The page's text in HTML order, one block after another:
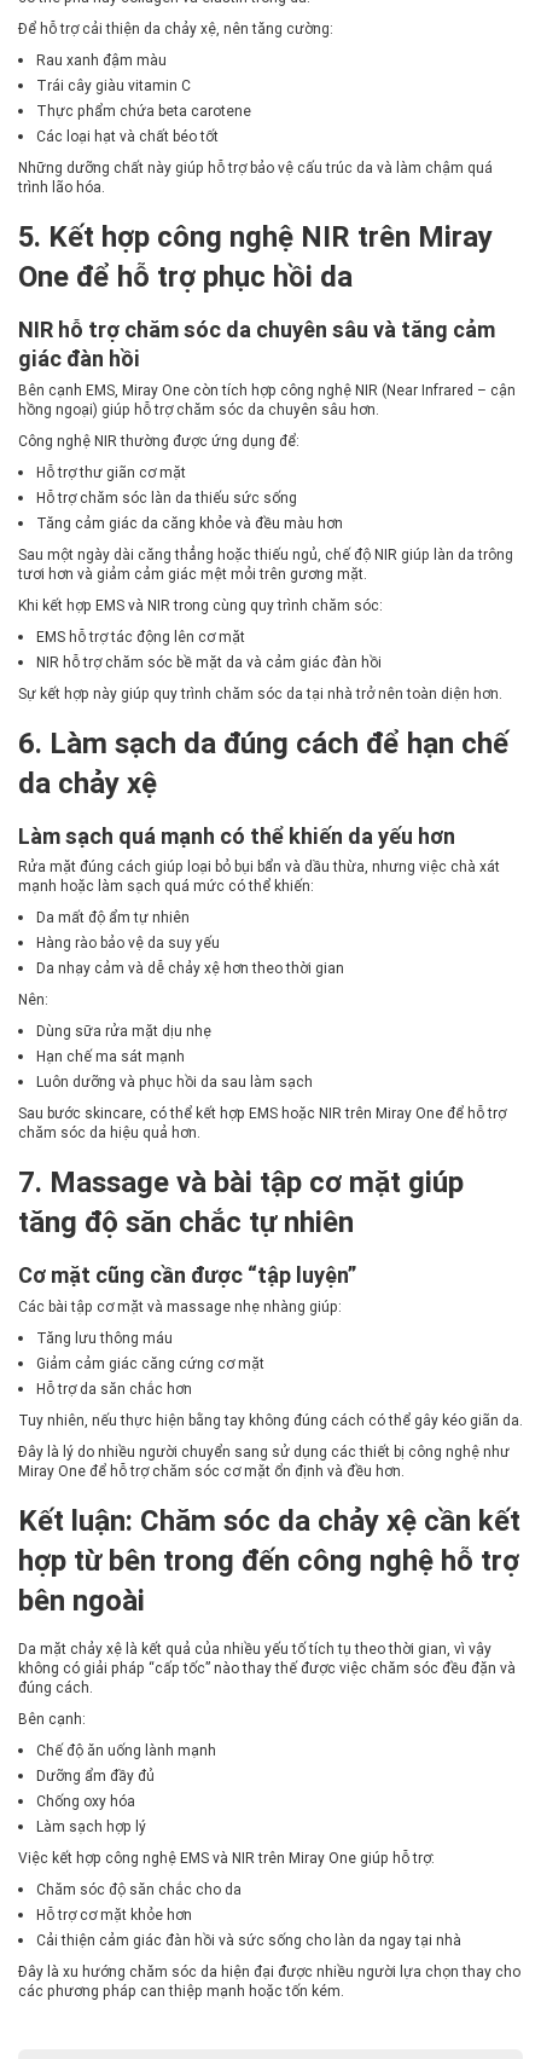
Để hỗ trợ cải thiện da chảy xệ, nên tăng cường:
Rau xanh đậm màu
Trái cây giàu vitamin C
Thực phẩm chứa beta carotene
Các loại hạt và chất béo tốt
Những dưỡng chất này giúp hỗ trợ bảo vệ cấu trúc da và làm chậm quá
trình lão hóa.
5. Kết hợp công nghệ NIR trên Miray
One để hỗ trợ phục hồi da
NIR hỗ trợ chăm sóc da chuyên sâu và tăng cảm
giác đàn hồi
Bên cạnh EMS, Miray One còn tích hợp công nghệ NIR (Near Infrared – cận
hồng ngoại) giúp hỗ trợ chăm sóc da chuyên sâu hơn.
Công nghệ NIR thường được ứng dụng để:
Hỗ trợ thư giãn cơ mặt
Hỗ trợ chăm sóc làn da thiếu sức sống
Tăng cảm giác da căng khỏe và đều màu hơn
Sau một ngày dài căng thẳng hoặc thiếu ngủ, chế độ NIR giúp làn da trông
tươi hơn và giảm cảm giác mệt mỏi trên gương mặt.
Khi kết hợp EMS và NIR trong cùng quy trình chăm sóc:
EMS hỗ trợ tác động lên cơ mặt
NIR hỗ trợ chăm sóc bề mặt da và cảm giác đàn hồi
Sự kết hợp này giúp quy trình chăm sóc da tại nhà trở nên toàn diện hơn.
6. Làm sạch da đúng cách để hạn chế
da chảy xệ
Làm sạch quá mạnh có thể khiến da yếu hơn
Rửa mặt đúng cách giúp loại bỏ bụi bẩn và dầu thừa, nhưng việc chà xát
mạnh hoặc làm sạch quá mức có thể khiến:
Da mất độ ẩm tự nhiên
Hàng rào bảo vệ da suy yếu
Da nhạy cảm và dễ chảy xệ hơn theo thời gian
Nên:
Dùng sữa rửa mặt dịu nhẹ
Hạn chế ma sát mạnh
Luôn dưỡng và phục hồi da sau làm sạch
Sau bước skincare, có thể kết hợp EMS hoặc NIR trên Miray One để hỗ trợ
chăm sóc da hiệu quả hơn.
7. Massage và bài tập cơ mặt giúp
tăng độ săn chắc tự nhiên
Cơ mặt cũng cần được “tập luyện”
Các bài tập cơ mặt và massage nhẹ nhàng giúp:
Tăng lưu thông máu
Giảm cảm giác căng cứng cơ mặt
Hỗ trợ da săn chắc hơn
Tuy nhiên, nếu thực hiện bằng tay không đúng cách có thể gây kéo giãn da.
Đây là lý do nhiều người chuyển sang sử dụng các thiết bị công nghệ như
Miray One để hỗ trợ chăm sóc cơ mặt ổn định và đều hơn.
Kết luận: Chăm sóc da chảy xệ cần kết
hợp từ bên trong đến công nghệ hỗ trợ
bên ngoài
Da mặt chảy xệ là kết quả của nhiều yếu tố tích tụ theo thời gian, vì vậy
không có giải pháp “cấp tốc” nào thay thế được việc chăm sóc đều đặn và
đúng cách.
Bên cạnh:
Chế độ ăn uống lành mạnh
Dưỡng ẩm đầy đủ
Chống oxy hóa
Làm sạch hợp lý
Việc kết hợp công nghệ EMS và NIR trên Miray One giúp hỗ trợ:
Chăm sóc độ săn chắc cho da
Hỗ trợ cơ mặt khỏe hơn
Cải thiện cảm giác đàn hồi và sức sống cho làn da ngay tại nhà
Đây là xu hướng chăm sóc da hiện đại được nhiều người lựa chọn thay cho
các phương pháp can thiệp mạnh hoặc tốn kém.